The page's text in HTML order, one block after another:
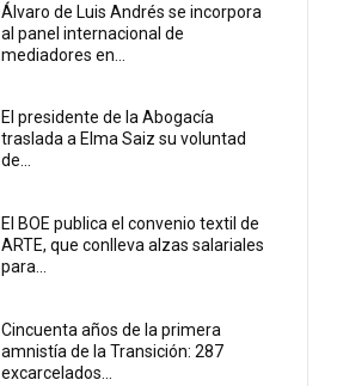
Álvaro de Luis Andrés se incorpora
al panel internacional de
mediadores en...
El presidente de la Abogacía
traslada a Elma Saiz su voluntad
de...
El BOE publica el convenio textil de
ARTE, que conlleva alzas salariales
para...
Cincuenta años de la primera
amnistía de la Transición: 287
excarcelados...